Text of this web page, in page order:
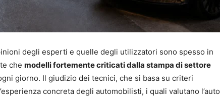
degli esperti e quelle degli utilizzatori sono spesso in
che modelli fortemente criticati dalla stampa di settore
giorno. Il giudizio dei tecnici, che si basa su criteri
concreta degli automobilisti, i quali valutano l’auto